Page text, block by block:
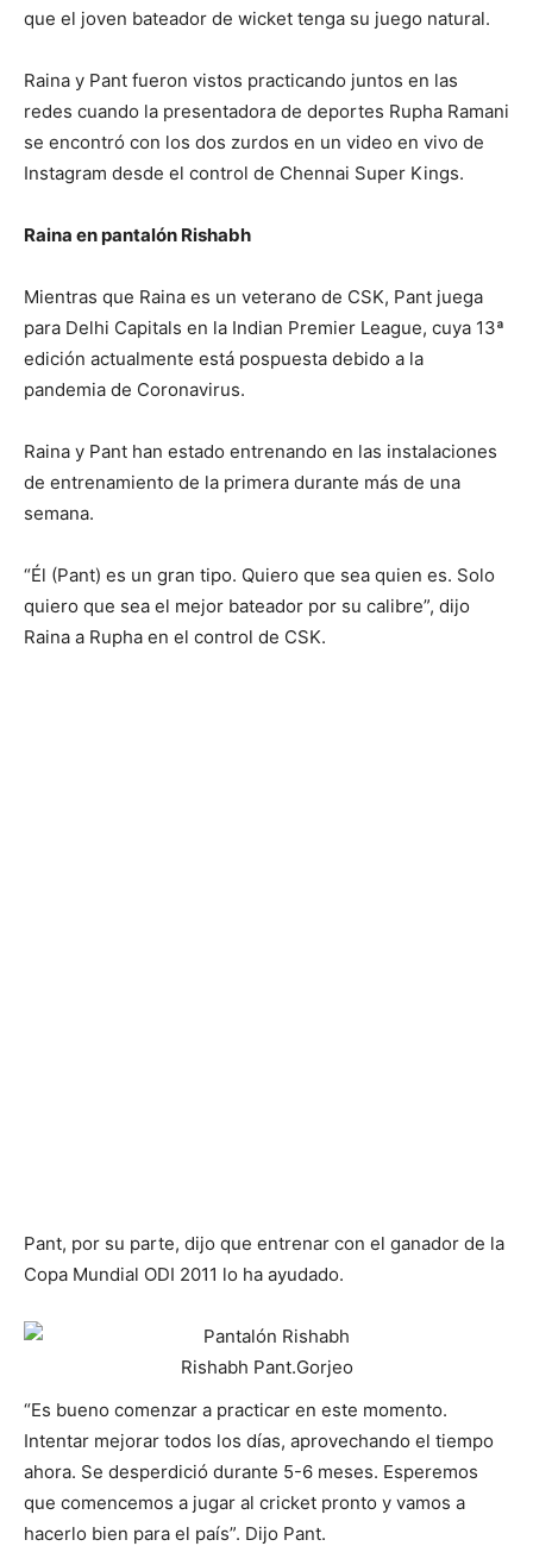
que el joven bateador de wicket tenga su juego natural.
Raina y Pant fueron vistos practicando juntos en las
redes cuando la presentadora de deportes Rupha Ramani
se encontró con los dos zurdos en un video en vivo de
Instagram desde el control de Chennai Super Kings.
Raina en pantalón Rishabh
Mientras que Raina es un veterano de CSK, Pant juega
para Delhi Capitals en la Indian Premier League, cuya 13ª
edición actualmente está pospuesta debido a la
pandemia de Coronavirus.
Raina y Pant han estado entrenando en las instalaciones
de entrenamiento de la primera durante más de una
semana.
“Él (Pant) es un gran tipo. Quiero que sea quien es. Solo
quiero que sea el mejor bateador por su calibre”, dijo
Raina a Rupha en el control de CSK.
Pant, por su parte, dijo que entrenar con el ganador de la
Copa Mundial ODI 2011 lo ha ayudado.
Rishabh Pant.Gorjeo
“Es bueno comenzar a practicar en este momento.
Intentar mejorar todos los días, aprovechando el tiempo
ahora. Se desperdició durante 5-6 meses. Esperemos
que comencemos a jugar al cricket pronto y vamos a
hacerlo bien para el país”. Dijo Pant.